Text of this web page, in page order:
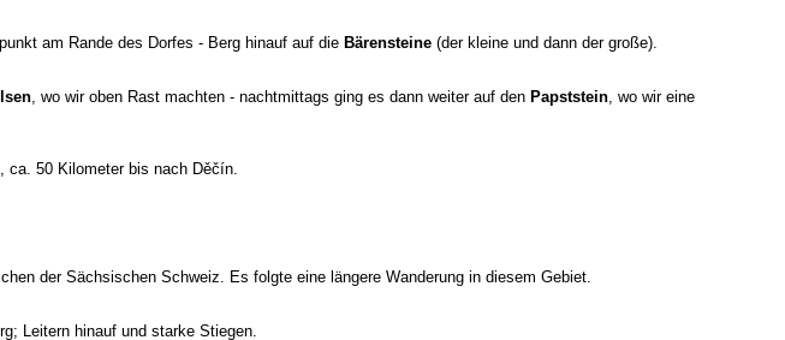
am Rande des Dorfes - Berg hinauf auf die Bärensteine (der kleine und dann der große).
, wo wir oben Rast machten - nachtmittags ging es dann weiter auf den Papststein, wo wir eine
ca. 50 Kilometer bis nach Děčín.
der Sächsischen Schweiz. Es folgte eine längere Wanderung in diesem Gebiet.
Leitern hinauf und starke Stiegen.